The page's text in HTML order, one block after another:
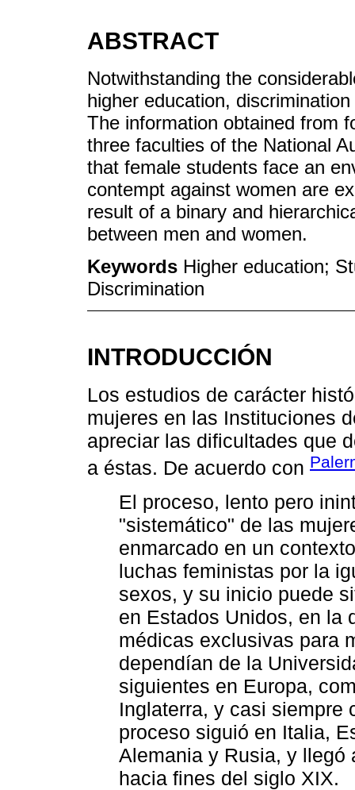
ABSTRACT
Notwithstanding the
higher education,
The information obtained from
three faculties of the National
that female students face an
contempt against women are
result of a binary and
between men and women.
Keywords Higher education;
Discrimination
INTRODUCCIÓN
Los estudios de carácter
mujeres en las Instituciones
apreciar las dificultades que
a éstas. De acuerdo con
El proceso, lento pero
"sistemático" de las
enmarcado en un
luchas feministas por la
sexos, y su inicio puede
en Estados Unidos, en la
médicas exclusivas para
dependían de la
siguientes en Europa,
Inglaterra, y casi siempre
proceso siguió en Italia,
Alemania y Rusia, y llegó
hacia fines del siglo XIX.